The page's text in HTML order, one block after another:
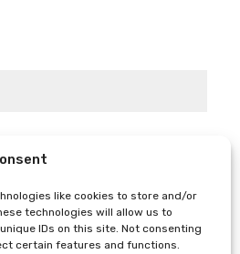
like cookies to store and/or
technologies will allow us to
IDs on this site. Not consenting
certain features and functions.